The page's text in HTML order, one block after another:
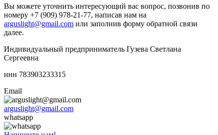
Вы можете уточнить интересующий вас вопрос, позвонив по
номеру +7 (909) 978-21-77, написав нам на
arguslight@gmail.com или заполнив форму обратной связи
далее.
Индивидуальный предприниматель Гузева Светлана
Сергеевна
инн 783903233315
Email
arguslight@gmail.com
whatsapp